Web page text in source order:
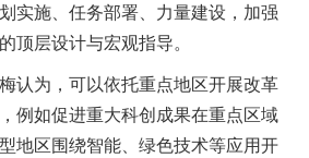
实施、任务部署、力量建设，加强
顶层设计与宏观指导。
为，可以依托重点地区开展改革
例如促进重大科创成果在重点区域
地区围绕智能、绿色技术等应用开